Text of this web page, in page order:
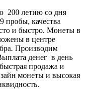
200 летию со дня
пробы, качества
и быстро. Монеты в
в центре
Производим
денег в день
продажа и
монеты и высокая